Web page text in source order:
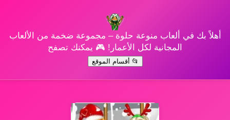
أهلاً بك في ألعاب منوعة حلوة – مجموعة ضخمة من الألعاب
المجانية لكل الأعمار! 🎮 يمكنك تصفح
📂 أقسام الموقع